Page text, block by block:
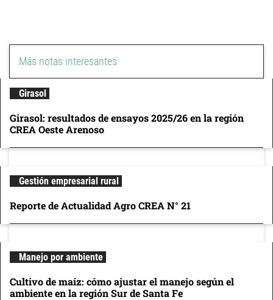
Más notas interesantes
Girasol
Girasol: resultados de ensayos 2025/26 en la región
CREA Oeste Arenoso
Gestión empresarial rural
Reporte de Actualidad Agro CREA N° 21
Manejo por ambiente
Cultivo de maíz: cómo ajustar el manejo según el
ambiente en la región Sur de Santa Fe